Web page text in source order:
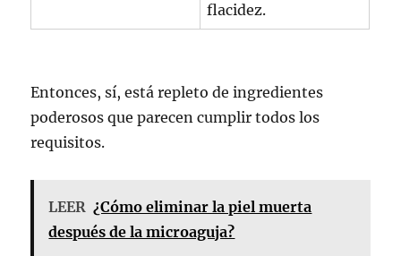
flacidez.
Entonces, sí, está repleto de ingredientes
poderosos que parecen cumplir todos los
requisitos.
LEER ¿Cómo eliminar la piel muerta
después de la microaguja?